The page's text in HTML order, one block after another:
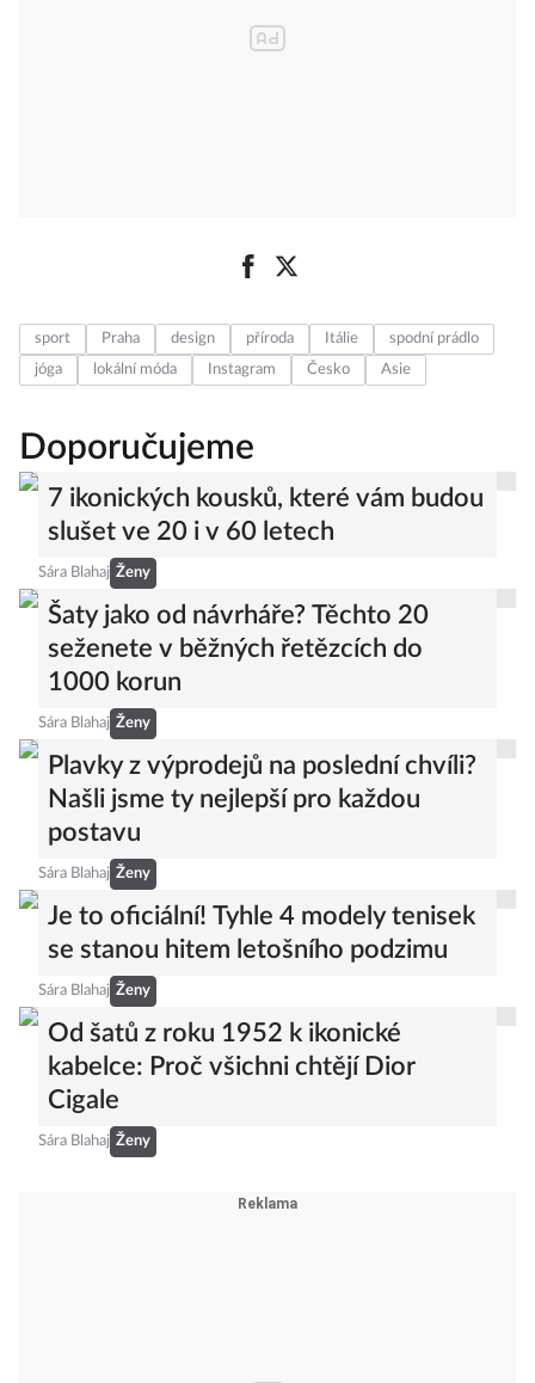
sport Praha design příroda Itálie
spodní prádlo
jóga
lokální móda Instagram Česko Asie
Doporučujeme
7 ikonických kousků, které vám budou
slušet ve 20 i v 60 letech
Sára Blahaj Ženy
Šaty jako od návrháře? Těchto 20
seženete v běžných řetězcích do
1000 korun
Sára Blahaj Ženy
Plavky z výprodejů na poslední chvíli?
Našli jsme ty nejlepší pro každou
postavu
Sára Blahaj Ženy
Je to oficiální! Tyhle 4 modely tenisek
se stanou hitem letošního podzimu
Sára Blahaj Ženy
Od šatů z roku 1952 k ikonické
kabelce: Proč všichni chtějí Dior
Cigale
Sára Blahaj Ženy